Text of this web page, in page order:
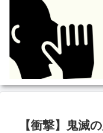
【衝撃】鬼滅